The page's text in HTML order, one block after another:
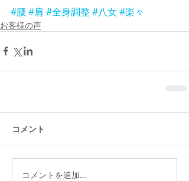
#腰#肩 #全身調整#八女#楽々
お客様の声
コメント
コメントを追加…